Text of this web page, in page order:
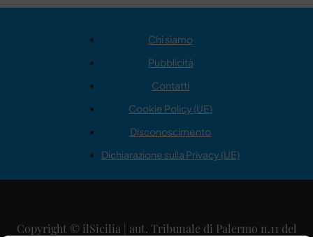
Chi siamo
Pubblicità
Contatti
Cookie Policy (UE)
Disconoscimento
Dichiarazione sulla Privacy (UE)
Copyright © ilSicilia | aut. Tribunale di Palermo n.11 del